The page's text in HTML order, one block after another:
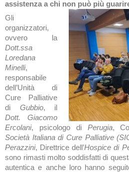
assistenza a chi non può più
Gli
organizzatori,
ovvero la
Dott.ssa
Loredana
Minelli,
responsabile
dell’Unità di
Cure Palliative
di Gubbio, il
Dott. Giacomo
Ercolani, psicologo di Perugia,
Società Italiana di Cure Palliative
Perazzini, Direttrice dell’Hospice di
sono rimasti molto soddisfatti di
autentica e anche loro hanno